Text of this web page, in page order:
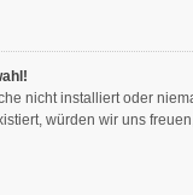
nicht installiert oder
würden wir uns